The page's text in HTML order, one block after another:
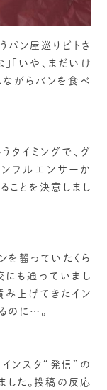
パン屋巡りビトさ
「いや、まだいけ
ながらパンを食べ
タイミングで、グ
フルエンサーか
ことを決意しまし
を齧っていたくら
も通っていまし
み上げてきたイン
のに…。
インスタ“発信”の
した。投稿の反応